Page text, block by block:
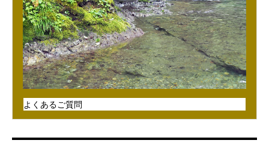
よくあるご質問